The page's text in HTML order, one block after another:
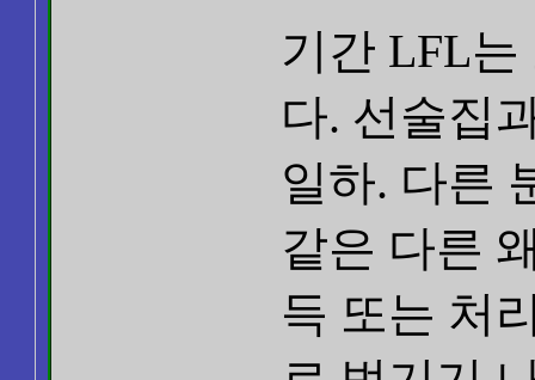
기간 LFL
다. 선술집
일하. 다른
같은 다른
득 또는 처